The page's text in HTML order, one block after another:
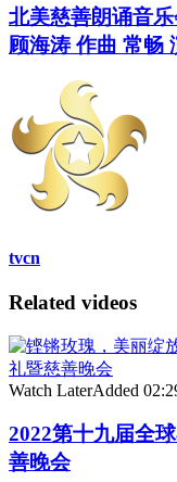
北美慈善朗诵音
顾海涛 作曲 常畅
tvcn
Related videos
Watch LaterAdded
2022第十九届全
善晚会